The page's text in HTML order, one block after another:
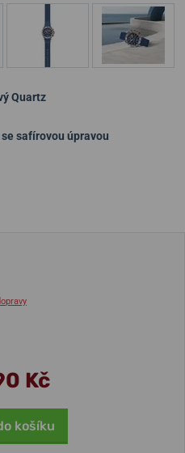
Quartz
safírovou úpravou
Kč
košíku